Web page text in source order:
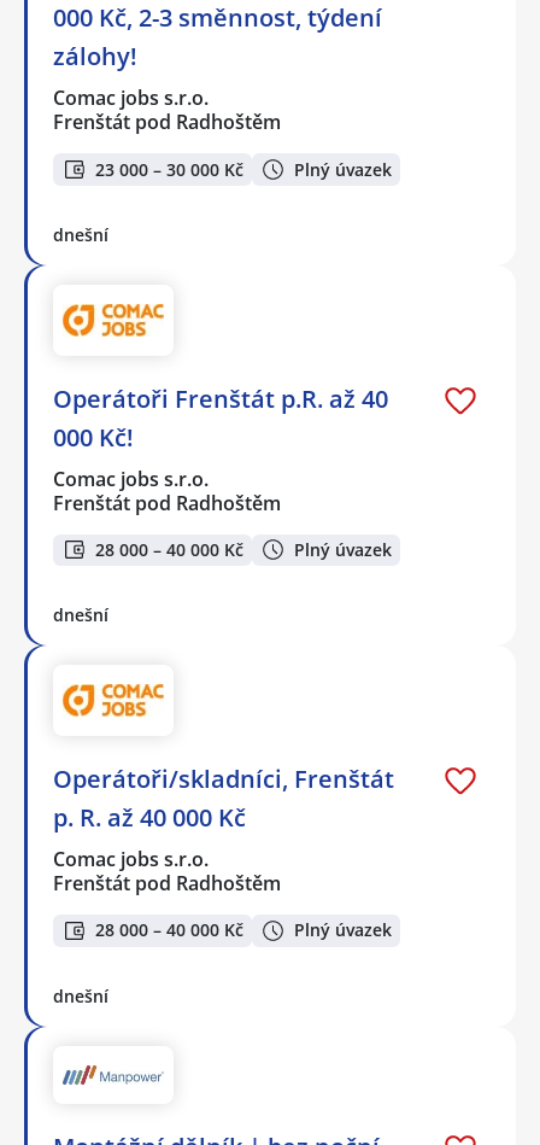
000 Kč, 2-3 směnnost, týdení
zálohy!
Comac jobs s.r.o.
Frenštát pod Radhoštěm
23 000 – 30 000 Kč Plný úvazek
dnešní
Operátoři Frenštát p.R. až 40
000 Kč!
Comac jobs s.r.o.
Frenštát pod Radhoštěm
28 000 – 40 000 Kč Plný úvazek
dnešní
Operátoři/skladníci, Frenštát
p. R. až 40 000 Kč
Comac jobs s.r.o.
Frenštát pod Radhoštěm
28 000 – 40 000 Kč Plný úvazek
dnešní